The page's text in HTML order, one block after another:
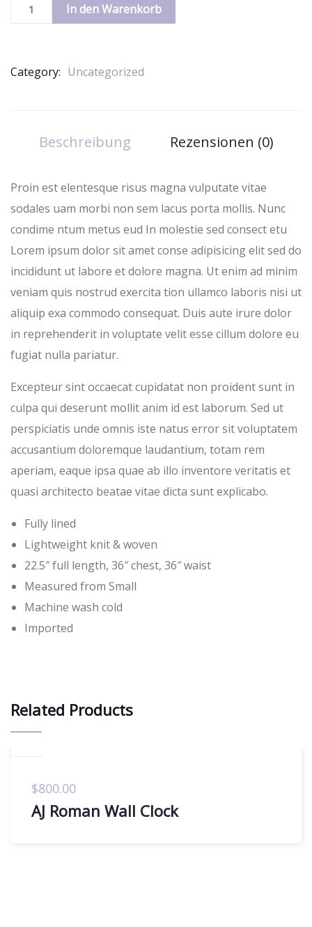
In den Warenkorb
Category: Uncategorized
Beschreibung Rezensionen (0)
Proin est elentesque risus magna vulputate vitae
sodales uam morbi non sem lacus porta mollis. Nunc
condime ntum metus eud In molestie sed consect etu
Lorem ipsum dolor sit amet conse adipisicing elit sed do
incididunt ut labore et dolore magna. Ut enim ad minim
veniam quis nostrud exercita tion ullamco laboris nisi ut
aliquip exa commodo consequat. Duis aute irure dolor
in reprehenderit in voluptate velit esse cillum dolore eu
fugiat nulla pariatur.
Excepteur sint occaecat cupidatat non proident sunt in
culpa qui deserunt mollit anim id est laborum. Sed ut
perspiciatis unde omnis iste natus error sit voluptatem
accusantium doloremque laudantium, totam rem
aperiam, eaque ipsa quae ab illo inventore veritatis et
quasi architecto beatae vitae dicta sunt explicabo.
Fully lined
Lightweight knit & woven
22.5″ full length, 36″ chest, 36″ waist
Measured from Small
Machine wash cold
Imported
Related Products
$800.00
AJ Roman Wall Clock